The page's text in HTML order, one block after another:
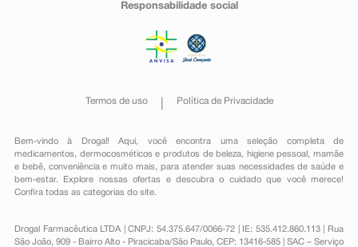
Responsabilidade social
Termos de uso Política de Privacidade
Bem-vindo à Drogal! Aqui, você encontra uma seleção completa de
medicamentos , dermocosméticos e produtos de beleza, higiene pessoal ,mamãe
e bebê, conveniênciae muito mais, para atender suas necessidades de saúde e
bem-estar. Explore nossas ofertas e descubra o cuidado que você merece!
Confira todas as categorias do site.
Drogal Farmacêutica LTDA | CNPJ: 54.375.647/0066-72 | IE: 535.412.860.113 | Rua
São João, 909 - Bairro Alto - Piracicaba/São Paulo, CEP: 13416-585 | SAC – Serviço